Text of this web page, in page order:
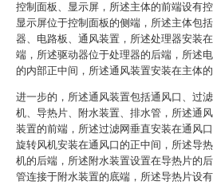
控制面板、显示屏，所述主体的前端设有
显示屏位于控制面板的侧端，所述主体包
器、电路板、通风装置，所述处理器安装
端，所述驱动器位于处理器的后端，所述
的内部正中间，所述通风装置安装在主体的
进一步的，所述通风装置包括通风口、过
机、导热片、附水装置、排水管，所述通
装置的前端，所述过滤网垂直安装在通风
旋转风机安装在通风口的正中间，所述导
机的后端，所述附水装置设置在导热片的
管连接于附水装置的底端，所述导热片设